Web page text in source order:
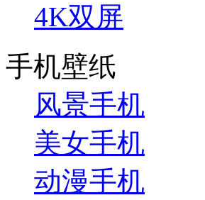
4K双屏
手机壁纸
风景手机
美女手机
动漫手机